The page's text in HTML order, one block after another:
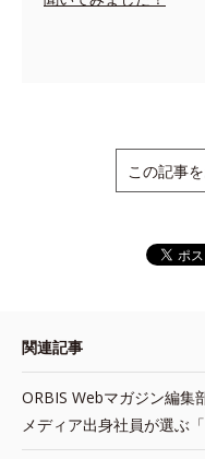
この記事
関連記事
ORBIS Webマガジン編集
メディア出身社員が選ぶ